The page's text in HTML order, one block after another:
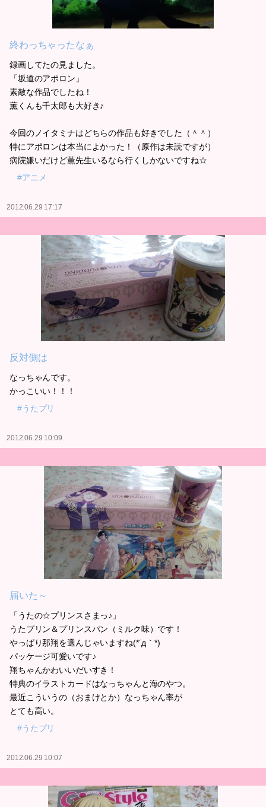
終わっちゃったなぁ
録画してたの見ました。
「坂道のアポロン」
素敵な作品でしたね！
薫くんも千太郎も大好き♪
今回のノイタミナはどちらの作品も好きでした（＾＾）
特にアポロンは本当によかった！（原作は未読ですが）
病院嫌いだけど薫先生いるなら行くしかないですね☆
#アニメ
2012.06.29 17:17
反対側は
なっちゃんです。
かっこいい！！！
#うたプリ
2012.06.29 10:09
届いた～
「うたの☆プリンスさまっ♪」
うたプリン＆プリンスパン（ミルク味）です！
やっぱり那翔を選んじゃいますね(*´д｀*)
パッケージ可愛いです♪
翔ちゃんかわいいだいすき！
特典のイラストカードはなっちゃんと海のやつ。
最近こういうの（おまけとか）なっちゃん率が
とても高い。
#うたプリ
2012.06.29 10:07